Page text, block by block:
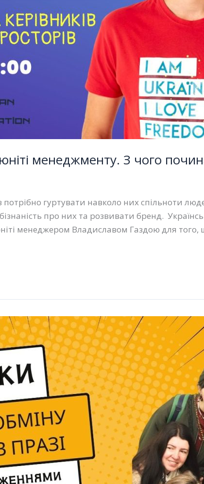
менеджменту. З чого
гуртувати навколо них спільноти
про них та розвивати бренд.
менеджером Владиславом Газдою для